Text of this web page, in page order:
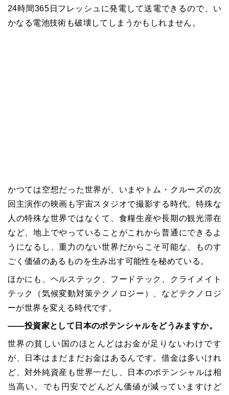
24時間365日フレッシュに発電して送電できるので、い
かなる電池技術も破壊してしまうかもしれません。
かつては空想だった世界が、いまやトム・クルーズの次
回主演作の映画も宇宙スタジオで撮影する時代。特殊な
人の特殊な世界ではなくて、食糧生産や長期の観光滞在
など、地上でやっていることがこれから普通にできるよ
うになるし、重力のない世界だからこそ可能な、ものす
ごく価値のあるものを生み出す可能性を秘めている。
ほかにも、ヘルステック、フードテック、クライメイト
テック（気候変動対策テクノロジー）、などテクノロジ
ーが世界を変える時代です。
――投資家として日本のポテンシャルをどうみますか。
世界の貧しい国のほとんどはお金が足りないわけです
が、日本はまだまだお金はあるんです。借金は多いけれ
ど、対外純資産も世界一だし、日本のポテンシャルは相
当高い。でも円安でどんどん価値が減っていますけど